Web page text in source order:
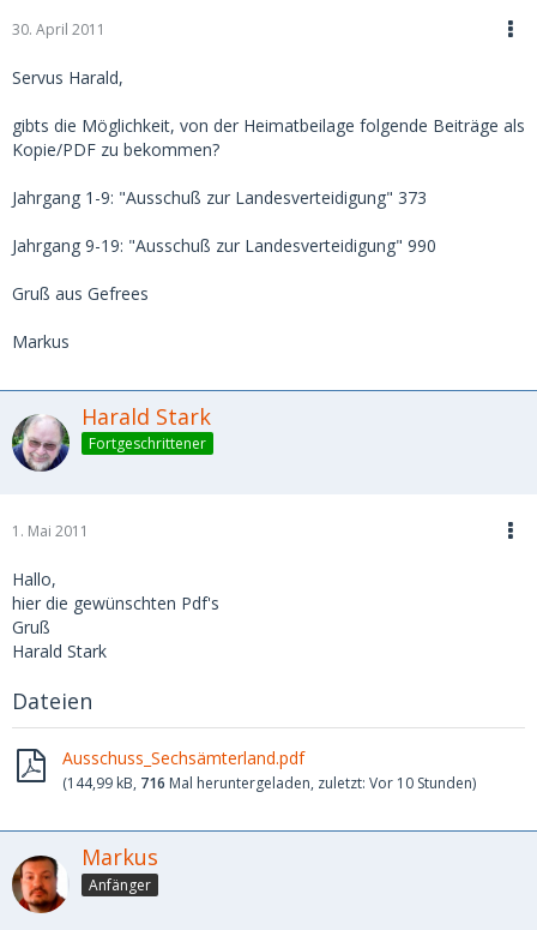
30. April 2011
Servus Harald,
gibts die Möglichkeit, von der Heimatbeilage folgende Beiträge als
Kopie/PDF zu bekommen?
Jahrgang 1-9: "Ausschuß zur Landesverteidigung" 373
Jahrgang 9-19: "Ausschuß zur Landesverteidigung" 990
Gruß aus Gefrees
Markus
Harald Stark
Fortgeschrittener
1. Mai 2011
Hallo,
hier die gewünschten Pdf's
Gruß
Harald Stark
Dateien
Ausschuss_Sechsämterland.pdf
(144,99 kB, 716 Mal heruntergeladen, zuletzt: Vor 10 Stunden)
Markus
Anfänger